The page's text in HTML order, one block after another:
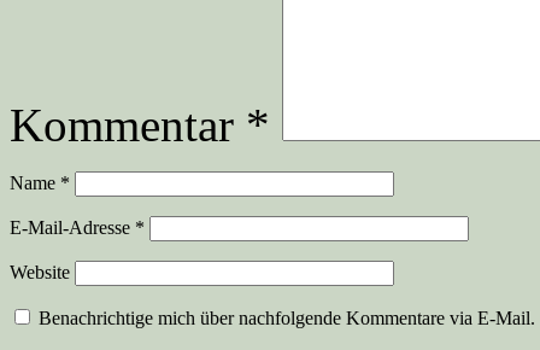
Kommentar *
Name *
E-Mail-Adresse *
Website
Benachrichtige mich über nachfolgende Kommentare via E-Mail.